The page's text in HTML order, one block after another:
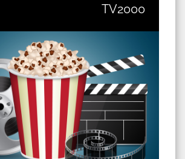
TV2000